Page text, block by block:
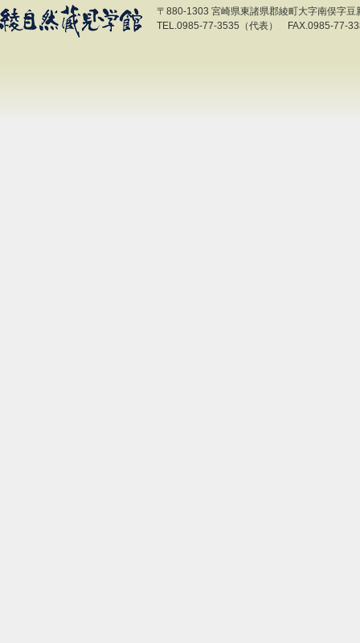
〒880-1303 宮崎県東諸県郡綾町大字南俣字豆
TEL.0985-77-3535（代表） FAX.0985-77-